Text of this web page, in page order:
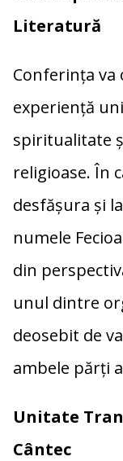
Literatură
Conferința
experiență
spiritualitate
religioase. În
desfășura și
numele
din
unul dintre
deosebit de
ambele părți
Unitate
Cântec